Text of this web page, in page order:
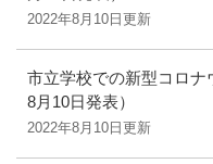
2022年8月10日更新
市立学校での新型コロ
8月10日発表）
2022年8月10日更新